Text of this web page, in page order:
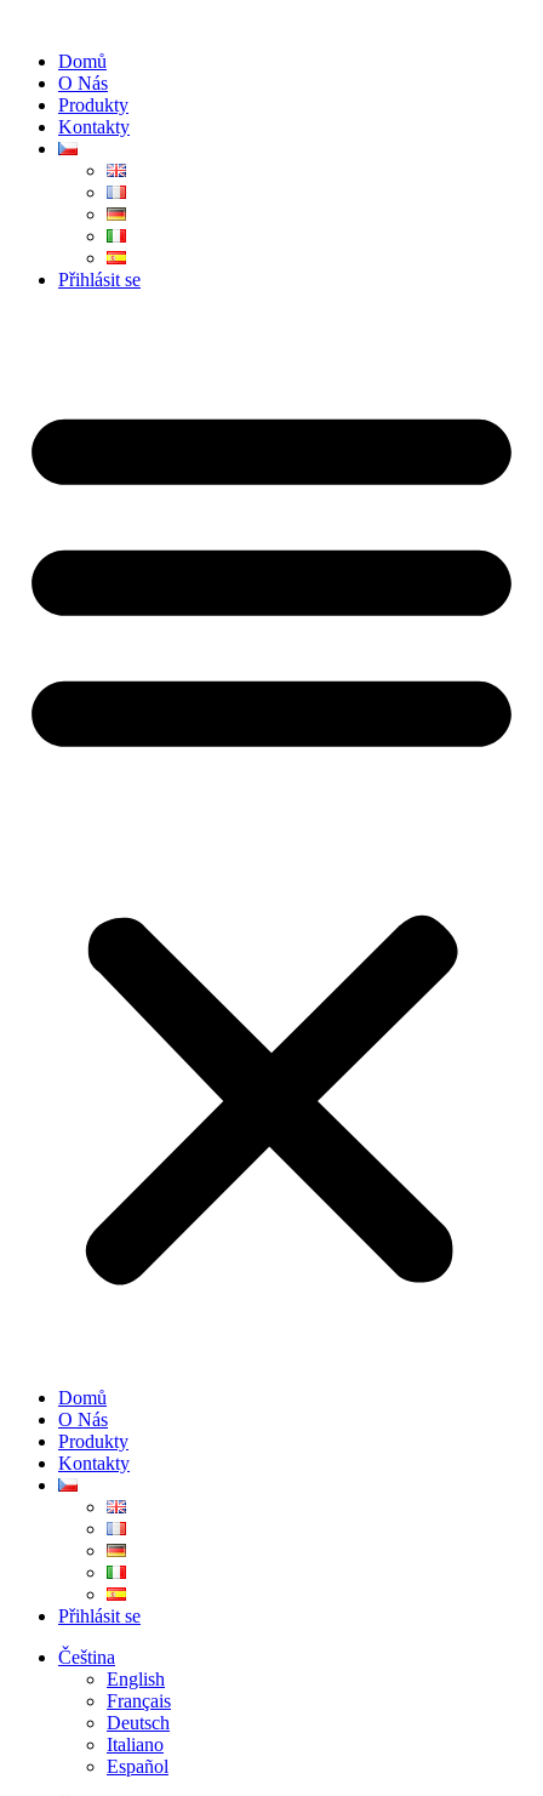
obsahuDomů
O Nás
Produkty
Kontakty
Přihlásit se
Domů
O Nás
Produkty
Kontakty
Přihlásit se
Čeština
English
Français
Deutsch
Italiano
Español